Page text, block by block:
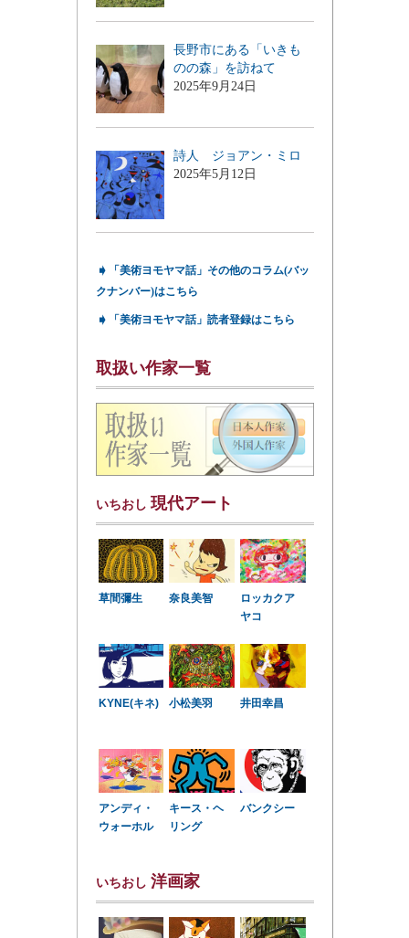
長野市にある「いきも
のの森」を訪ねて
2025年9月24日
詩人 ジョアン・ミロ
2025年5月12日
➧
「美術ヨモヤマ話」その他のコラム(バッ
クナンバー)はこちら
➧ 「美術ヨモヤマ話」読者登録はこちら
取扱い作家一覧
いちおし 現代アート
草間彌生 奈良美智
ロッカクア
ヤコ
KYNE(キネ) 小松美羽 井田幸昌
アンディ・
ウォーホル
キース・ヘ
リング
バンクシー
いちおし 洋画家